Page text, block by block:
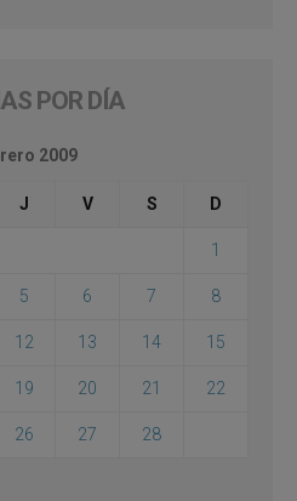
POR DÍA
2009
J V S D
1
5 6 7 8
12 13 14 15
19 20 21 22
26 27 28